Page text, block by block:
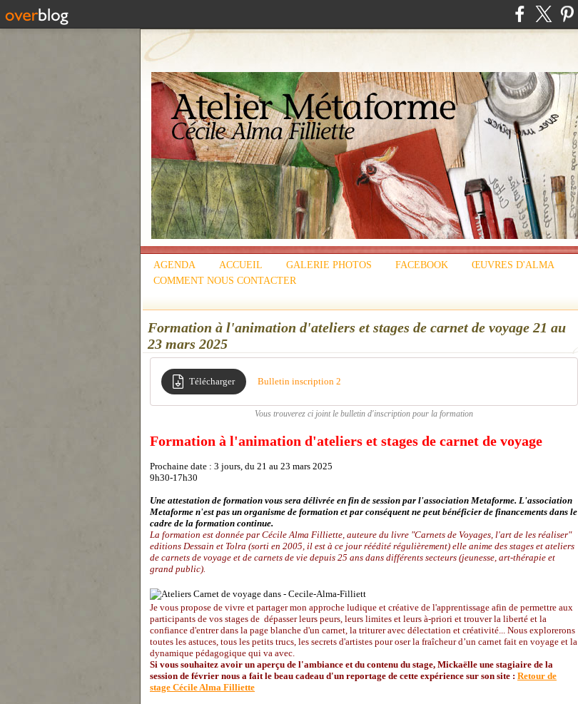
AGENDA ACCUEIL GALERIE PHOTOS FACEBOOK
ŒUVRES D'ALMA
COMMENT NOUS CONTACTER
Formation à l'animation d'ateliers et stages de carnet de voyage 21 au
23 mars 2025
Télécharger Bulletin inscription 2
Vous trouverez ci joint le bulletin d'inscription pour la formation
Formation à l'animation d'ateliers et stages de carnet de voyage
Prochaine date : 3 jours, du 21 au 23 mars 2025
9h30-17h30
Une attestation de formation vous sera délivrée en fin de session par l'association Metaforme. L'association
Metaforme n'est pas un organisme de formation et par conséquent ne peut bénéficier de financements dans le
cadre de la formation continue.
La formation est donnée par Cécile Alma Filliette, auteure du livre "Carnets de Voyages, l'art de les réaliser"
editions Dessain et Tolra (sorti en 2005, il est à ce jour réédité régulièrement) elle anime des stages et ateliers
de carnets de voyage et de carnets de vie depuis 25 ans dans différents secteurs (jeunesse, art-thérapie et
grand public).
Je vous propose de vivre et partager mon approche ludique et créative de l'apprentissage afin de permettre aux
participants de vos stages de dépasser leurs peurs, leurs limites et leurs à-priori et trouver la liberté et la
confiance d'entrer dans la page blanche d'un carnet, la triturer avec délectation et créativité... Nous explorerons
toutes les astuces, tous les petits trucs, les secrets d'artistes pour oser la fraîcheur d’un carnet fait en voyage et la
dynamique pédagogique qui va avec.
Si vous souhaitez avoir un aperçu de l'ambiance et du contenu du stage, Mickaëlle une stagiaire de la
session de février nous a fait le beau cadeau d'un reportage de cette expérience sur son site : Retour de
stage Cécile Alma Filliette